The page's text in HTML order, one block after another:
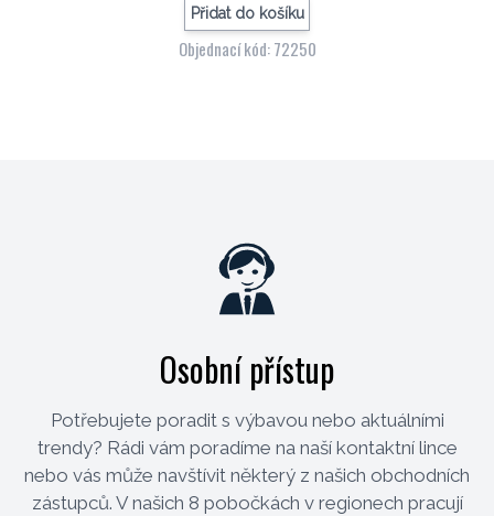
Přidat do košíku
Objednací kód: 72250
Osobní přístup
Potřebujete poradit s výbavou nebo aktuálními
trendy? Rádi vám poradíme na naší kontaktní lince
nebo vás může navštívit některý z našich obchodních
zástupců. V našich 8 pobočkách v regionech pracují